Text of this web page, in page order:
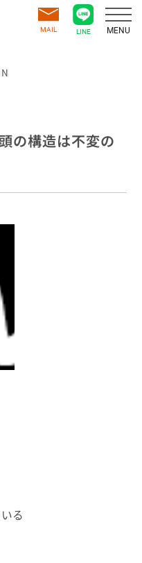
MAIL LINE MENU
の構造は不変の
る